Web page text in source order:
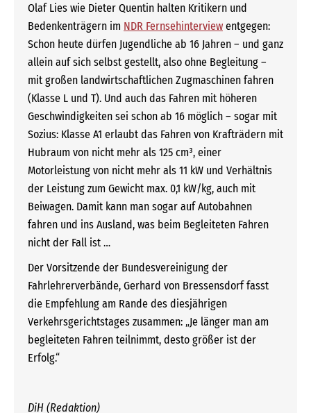
Olaf Lies wie Dieter Quentin halten Kritikern und
Bedenkenträgern im NDR Fernsehinterview entgegen:
Schon heute dürfen Jugendliche ab 16 Jahren – und ganz
allein auf sich selbst gestellt, also ohne Begleitung –
mit großen landwirtschaftlichen Zugmaschinen fahren
(Klasse L und T). Und auch das Fahren mit höheren
Geschwindigkeiten sei schon ab 16 möglich – sogar mit
Sozius: Klasse A1 erlaubt das Fahren von Krafträdern mit
Hubraum von nicht mehr als 125 cm³, einer
Motorleistung von nicht mehr als 11 kW und Verhältnis
der Leistung zum Gewicht max. 0,1 kW/kg, auch mit
Beiwagen. Damit kann man sogar auf Autobahnen
fahren und ins Ausland, was beim Begleiteten Fahren
nicht der Fall ist …
Der Vorsitzende der Bundesvereinigung der
Fahrlehrerverbände, Gerhard von Bressensdorf fasst
die Empfehlung am Rande des diesjährigen
Verkehrsgerichtstages zusammen: „Je länger man am
begleiteten Fahren teilnimmt, desto größer ist der
Erfolg.“
DiH (Redaktion)